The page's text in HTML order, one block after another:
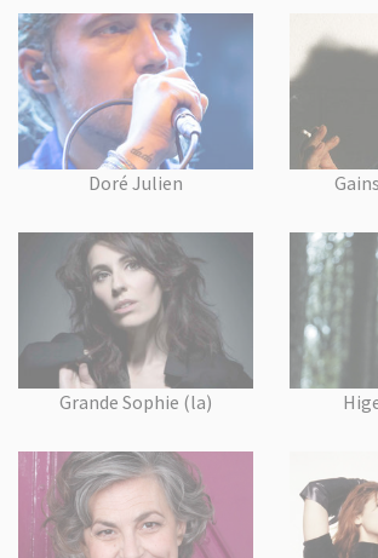
Doré Julien
Grande Sophie (la)